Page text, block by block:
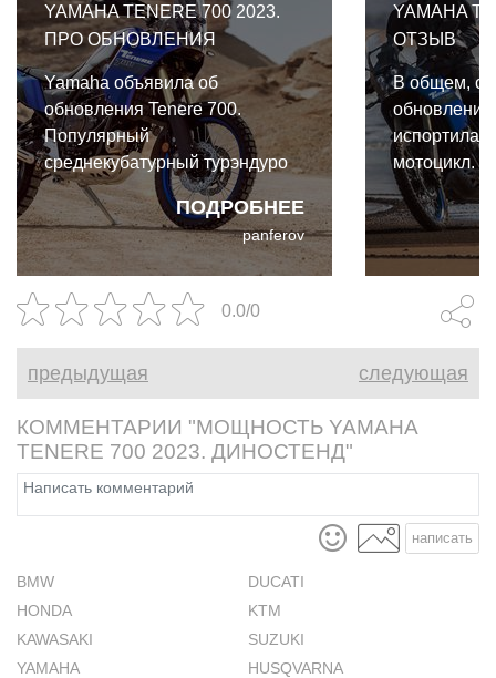
YAMAHA TENERE 700 2023.
ПРО ОБНОВЛЕНИЯ
ПОДРОБНЕЕ
Yamaha объявила об
обновления Tenere 700.
Популярный
среднекубатурный турэндуро
получил TFT-дисплей, связь со
смартфоном, новый режим
ABS и ряд других небольших
улучшений. Также стало
известно, что эти же доработки
получит и Tenere 700 Rally
Edition
panferov
YAMAHA
ОТЗЫВ
В общем, с
испортила
мотоцикл.
положение
роскошная
самая
самая
заставит
приобрести
700?
0.0/0
предыдущая следующая
КОММЕНТАРИИ "МОЩНОСТЬ YAMAHA
TENERE 700 2023. ДИНОСТЕНД"
написать
BMW
DUCATI
HONDA
KTM
KAWASAKI
SUZUKI
YAMAHA
HUSQVARNA